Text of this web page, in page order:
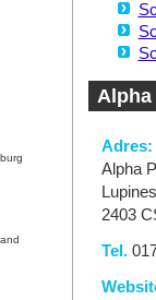
Alpha
Adres:
Alpha
2403
Tel.